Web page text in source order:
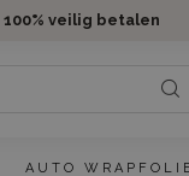
100% veilig betalen
AUTO